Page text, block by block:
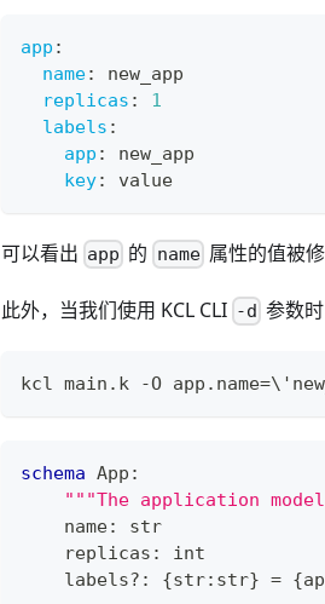
app :
name:
new_app
replicas :
1
labels :
app :
new_app
key: value
可以看出 app 的 name属性的值被
此外，当我们使用 KCL CLI -d 参数
kcl main.k -O app.name=\
schema App :
"""The application
    name
:
str
    replicas
:
int
    labels
? : {str: str} = {